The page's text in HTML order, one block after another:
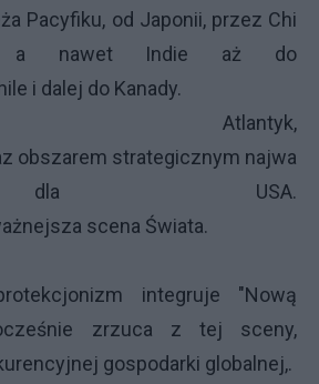
Pacyfiku, od Japonii, przez Chi
a nawet Indie aż do
i dalej do Kanady.
obszarem strategicznym najwa
dla USA.
scena Świata.
integruje "Nową
zrzuca z tej sceny,
gospodarki globalnej,.